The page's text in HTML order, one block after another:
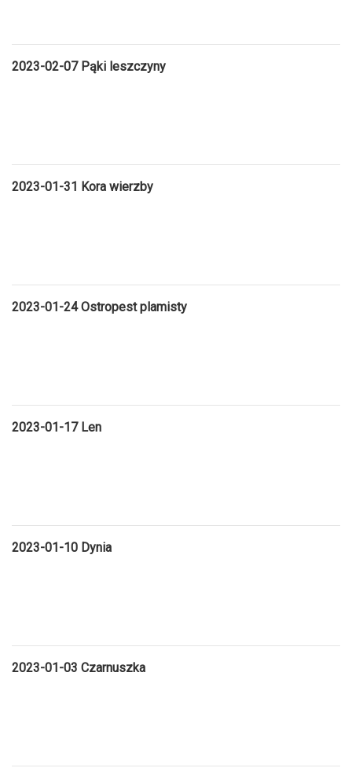
2023-02-07 Pąki leszczyny
2023-01-31 Kora wierzby
2023-01-24 Ostropest plamisty
2023-01-17 Len
2023-01-10 Dynia
2023-01-03 Czarnuszka